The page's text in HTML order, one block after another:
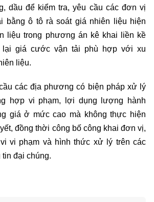
dầu để kiểm tra, yêu cầu các đơn vị
bằng ô tô rà soát giá nhiên liệu hiện
liệu trong phương án kê khai liền kề
giá cước vận tải phù hợp với xu
liệu.
các địa phương có biện pháp xử lý
hợp vi phạm, lợi dụng lượng hành
giá ở mức cao mà không thực hiện
đồng thời công bố công khai đơn vị,
vi phạm và hình thức xử lý trên các
đại chúng.